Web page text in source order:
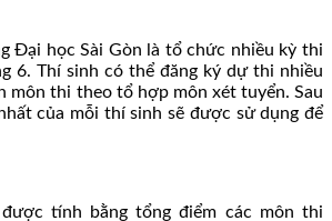
Đại học Sài Gòn là tổ chức nhiều kỳ thi
6. Thí sinh có thể đăng ký dự thi nhiều
môn thi theo tổ hợp môn xét tuyển. Sau
của mỗi thí sinh sẽ được sử dụng để
tính bằng tổng điểm các môn thi